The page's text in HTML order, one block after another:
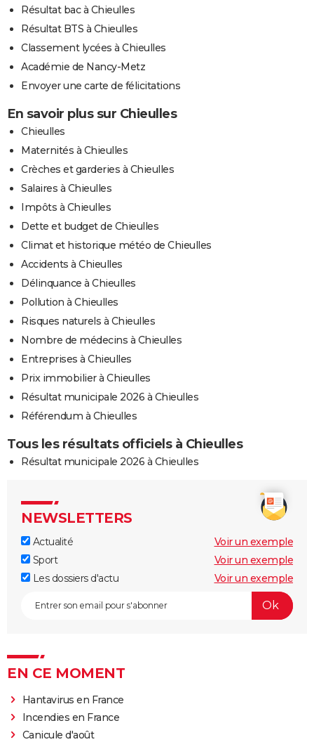
Résultat bac à Chieulles
Résultat BTS à Chieulles
Classement lycées à Chieulles
Académie de Nancy-Metz
Envoyer une carte de félicitations
En savoir plus sur Chieulles
Chieulles
Maternités à Chieulles
Crèches et garderies à Chieulles
Salaires à Chieulles
Impôts à Chieulles
Dette et budget de Chieulles
Climat et historique météo de Chieulles
Accidents à Chieulles
Délinquance à Chieulles
Pollution à Chieulles
Risques naturels à Chieulles
Nombre de médecins à Chieulles
Entreprises à Chieulles
Prix immobilier à Chieulles
Résultat municipale 2026 à Chieulles
Référendum à Chieulles
Tous les résultats officiels à Chieulles
Résultat municipale 2026 à Chieulles
NEWSLETTERS
Actualité
Voir un exemple
Sport
Voir un exemple
Les dossiers d'actu
Voir un exemple
EN CE MOMENT
Hantavirus en France
Incendies en France
Canicule d'août